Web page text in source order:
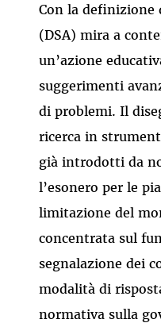
Con la definizione
(DSA) mira a
un’azione
suggerimenti
di problemi. Il
ricerca in
già introdotti da
l’esonero per le
limitazione del
concentrata sul
segnalazione dei
modalità di
normativa sulla